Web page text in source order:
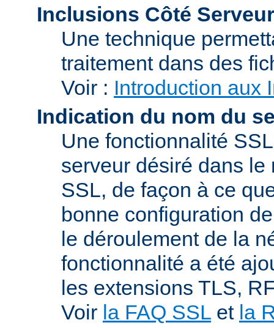
Inclusions Côté
Une technique
traitement dans des
Voir : Introduction aux
Indication du nom du
Une fonctionnalité
serveur désiré dans
SSL, de façon à ce
bonne configuration
le déroulement de la
fonctionnalité a été
les extensions TLS,
Voir la FAQ SSL et la